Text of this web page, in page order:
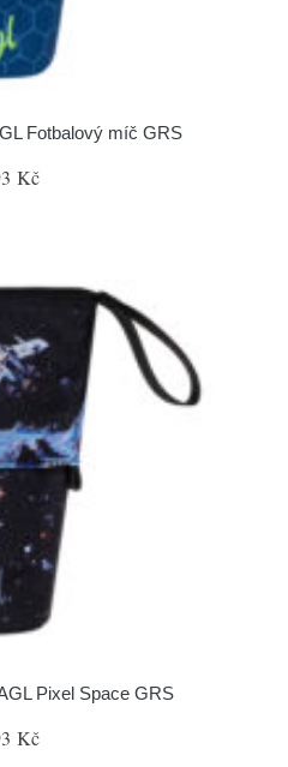
Fotbalový míč GRS
Kč
Pixel Space GRS
Kč